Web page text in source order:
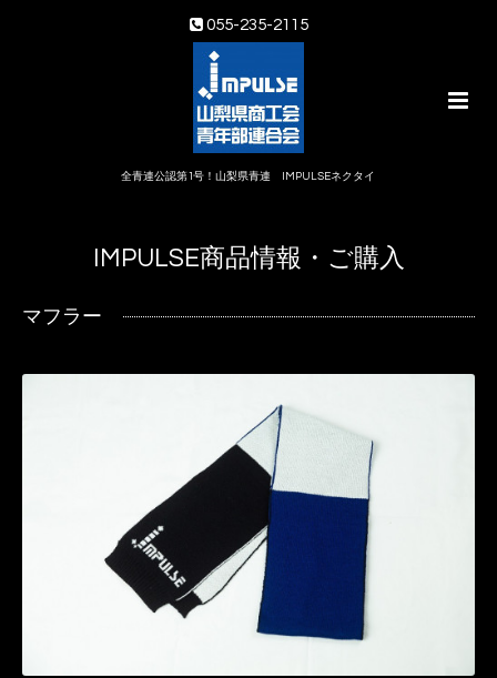
055-235-2115
全青連公認第1号！山梨県青連 IMPULSEネクタイ
IMPULSE商品情報・ご購入
マフラー